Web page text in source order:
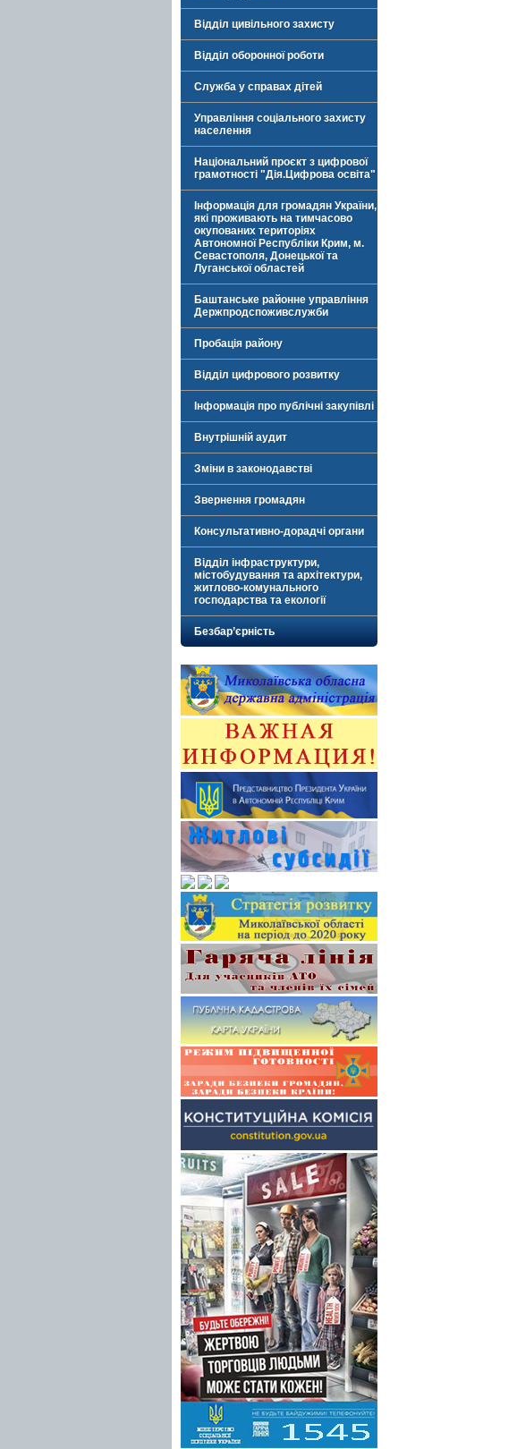
Відділ цивільного захисту
Відділ оборонної роботи
Служба у справах дітей
Управління соціального захисту
населення
Національний проєкт з цифрової
грамотності "Дія.Цифрова освіта"
Інформація для громадян України,
які проживають на тимчасово
окупованих територіях
Автономної Республіки Крим, м.
Севастополя, Донецької та
Луганської областей
Баштанське районне управління
Держпродспоживслужби
Пробація району
Відділ цифрового розвитку
Інформація про публічні закупівлі
Внутрішній аудит
Зміни в законодавстві
Звернення громадян
Консультативно-дорадчі органи
Відділ інфраструктури,
містобудування та архітектури,
житлово-комунального
господарства та екології
Безбар’єрність